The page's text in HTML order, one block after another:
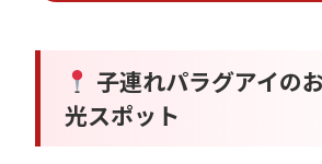
子連れパラグアイの
光スポット